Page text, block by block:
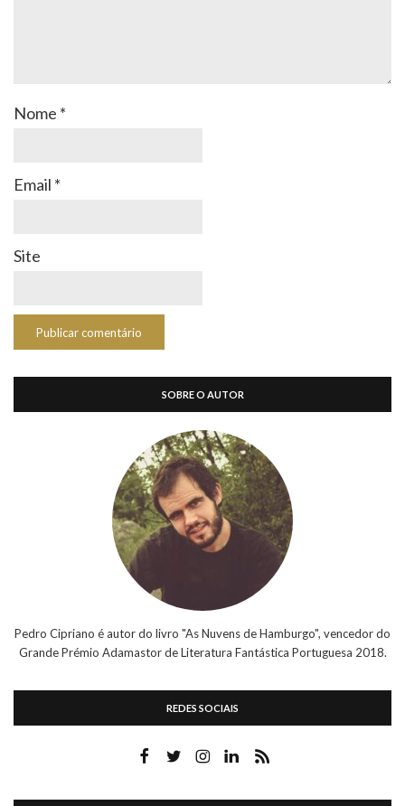
Nome *
Email *
Site
SOBRE O AUTOR
Pedro Cipriano é autor do livro "As Nuvens de Hamburgo", vencedor do
Grande Prémio Adamastor de Literatura Fantástica Portuguesa 2018.
REDES SOCIAIS